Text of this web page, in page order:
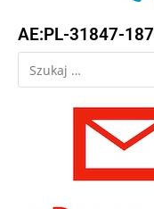
AE:PL-31847-